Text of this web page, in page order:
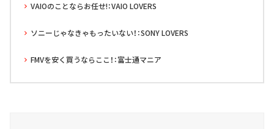
VAIOのことならお任せ!：VAIO LOVERS
ソニーじゃなきゃもったいない！：SONY LOVERS
FMVを安く買うならここ！：富士通マニア